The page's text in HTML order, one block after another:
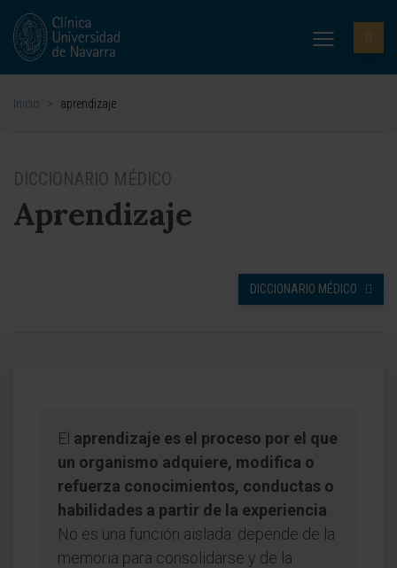
Inicio > aprendizaje
DICCIONARIO MÉDICO
Aprendizaje
DICCIONARIO MÉDICO
El aprendizaje es el proceso por el que
un organismo adquiere, modifica o
refuerza conocimientos, conductas o
habilidades a partir de la experiencia
No es una función aislada: depende de la
memoria para consolidarse y de la